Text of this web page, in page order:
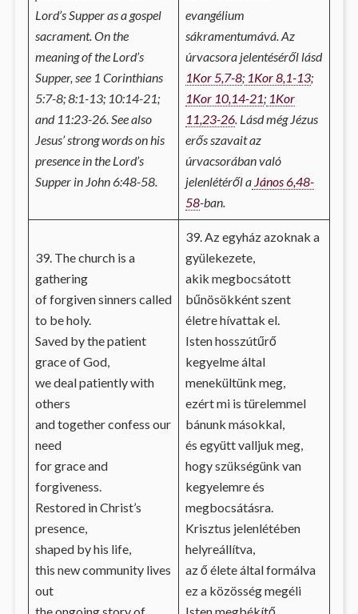
Lord’s Supper as a gospel
sacrament. On the
meaning of the Lord’s
Supper, see 1 Corinthians
5:7-8; 8:1-13; 10:14-21;
and 11:23-26. See also
Jesus’ strong words on his
presence in the Lord’s
Supper in John 6:48-58.
evangélium
sákramentumává. Az
úrvacsora jelentéséről lásd
1Kor 5,7-8;1Kor 8,1-13;
1Kor 10,14-21;1Kor
11,23-26. Lásd még Jézus
erős szavait az
úrvacsorában való
jelenlétéről aJános 6,48-
58-ban.
39. The church is a
gathering
of forgiven sinners called
to be holy.
Saved by the patient
grace of God,
we deal patiently with
others
and together confess our
need
for grace and
forgiveness.
Restored in Christ’s
presence,
shaped by his life,
this new community lives
out
the ongoing story of
39. Az egyház azoknak a
gyülekezete,
akik megbocsátott
bűnösökként szent
életre hívattak el.
Isten hosszútűrő
kegyelme által
menekültünk meg,
ezért mi is türelemmel
bánunk másokkal,
és együtt valljuk meg,
hogy szükségünk van
kegyelemre és
megbocsátásra.
Krisztus jelenlétében
helyreállítva,
az ő élete által formálva
ez a közösség megéli
Isten megbékítő